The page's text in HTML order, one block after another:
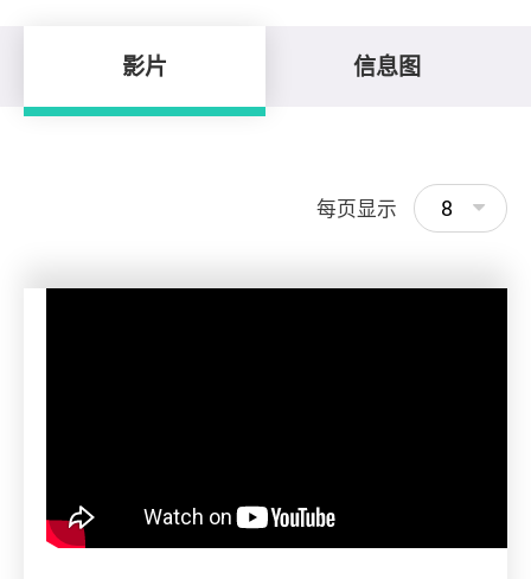
影片 信息图
每页显示 8